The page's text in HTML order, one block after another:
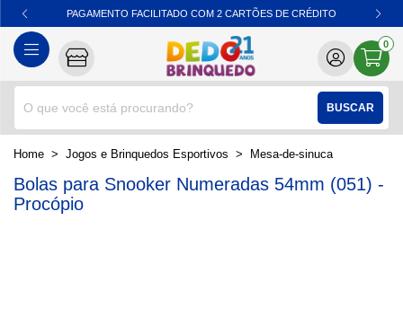
BUSCAR
0
PAGAMENTO FACILITADO COM 2 CARTÕES DE CRÉDITO
home Jogos e Brinquedos Esportivos mesa-de-sinuca
Bolas para Snooker Numeradas 54mm (051) -
Procópio